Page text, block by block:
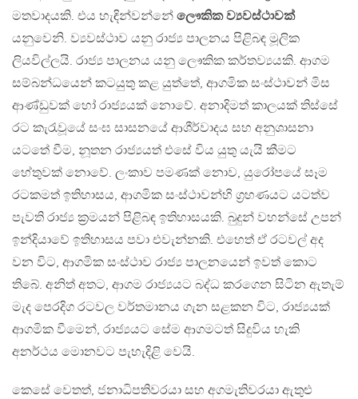
මතවාදයකි. එය හැඳින්වන්නේ ලෞකික ව්‍යවස්ථාවක්
යනුවෙනි. ව්‍යවස්ථාව යනු රාජ්‍ය පාලනය පිළිබඳ මූලික
ලියවිල්ලයි. රාජ්‍ය පාලනය යනු ලෞකික කර්තව්‍යයකි. ආගම
සම්බන්ධයෙන් කටයුතු කළ යුත්තේ, ආගමික සංස්ථාවන් මිස
ආණ්ඩුවක් හෝ රාජ්‍යයක් නොවේ. අනාදිමත් කාලයක් තිස්සේ
රට කැරැවූයේ සංඝ සාසනයේ ආශීර්වාදය සහ අනුශාසනා
යටතේ වීම, නූතන රාජ්‍යයත් එසේ විය යුතු යැයි කීමට
හේතුවක් නොවේ. ලංකාව පමණක් නොව, යුරෝපයේ සෑම
රටකමත් ඉතිහාසය, ආගමික සංස්ථාවන්හි ග‍්‍රහණයට යටත්ව
පැවති රාජ්‍ය ක‍්‍රමයන් පිළිබඳ ඉතිහාසයකි. බුදුන් වහන්සේ උපන්
ඉන්දියාවේ ඉතිහාසය පවා එවැන්නකි. එහෙත් ඒ රටවල් අද
වන විට, ආගමික සංස්ථාව රාජ්‍ය පාලනයෙන් ඉවත් කොට
තිබේ. අනිත් අතට, ආගම රාජ්‍යයට බද්ධ කරගෙන සිටින ඇතැම්
මැද පෙරදිග රටවල වර්තමානය ගැන සළකන විට, රාජ්‍යයක්
ආගමික වීමෙන්, රාජ්‍යයට සේම ආගමටත් සිදුවිය හැකි
අනර්ථය මොනවට පැහැදිළි වෙයි.
කෙසේ වෙතත්, ජනාධිපතිවරයා සහ අගමැතිවරයා ඇතුළු